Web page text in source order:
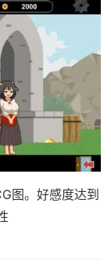
图。好感度达到